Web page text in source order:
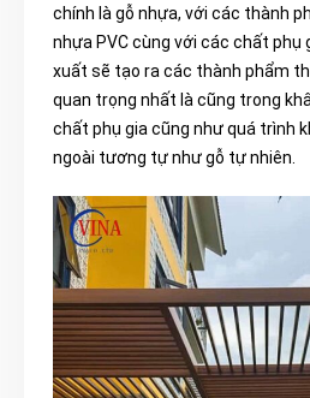
chính là gỗ nhựa, với các thành
nhựa PVC cùng với các chất phụ
xuất sẽ tạo ra các thành phẩm
quan trọng nhất là cũng trong
chất phụ gia cũng như quá trình
ngoài tương tự như gỗ tự nhiên.